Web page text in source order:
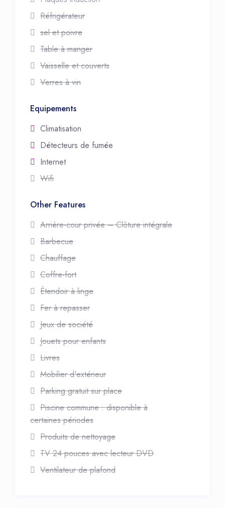
Réfrigérateur
sel et poivre
Table à manger
Vaisselle et couverts
Verres à vin
Equipements
Climatisation
Détecteurs de fumée
Internet
Wifi
Other Features
Arrière-cour privée – Clôture intégrale
Barbecue
Chauffage
Coffre-fort
Étendoir à linge
Fer à repasser
Jeux de société
Jouets pour enfants
Livres
Mobilier d'extérieur
Parking gratuit sur place
Piscine commune : disponible à
certaines périodes
Produits de nettoyage
TV 24 pouces avec lecteur DVD
Ventilateur de plafond